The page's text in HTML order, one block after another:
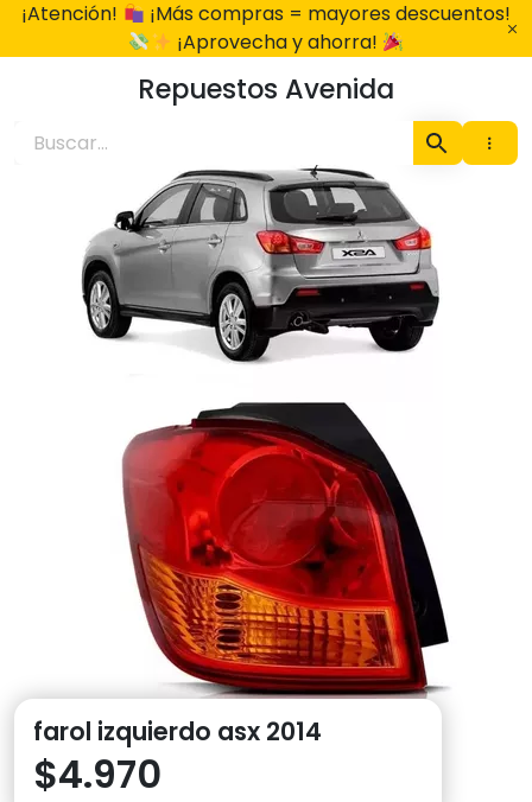
¡Atención!
¡Más compras = mayores descuentos!
¡Aprovecha y ahorra!
Repuestos Avenida
farol izquierdo asx 2014
$4.970